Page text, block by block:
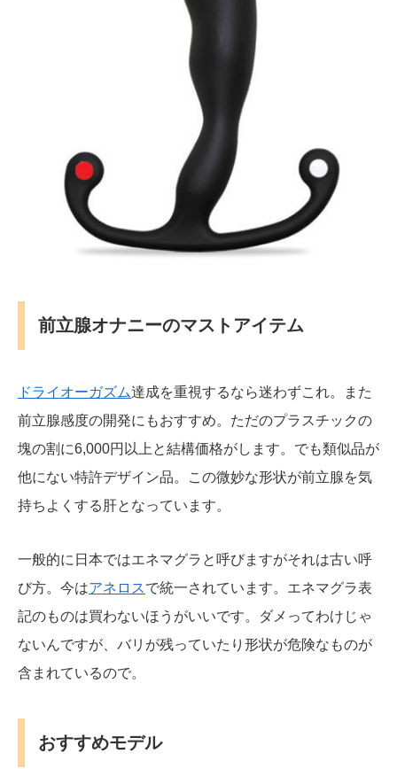
前立腺オナニーのマストアイテム
ドライオーガズム達成を重視するなら迷わずこれ。また
前立腺感度の開発にもおすすめ。ただのプラスチックの
塊の割に6,000円以上と結構価格がします。でも類似品が
他にない特許デザイン品。この微妙な形状が前立腺を気
持ちよくする肝となっています。
一般的に日本ではエネマグラと呼びますがそれは古い呼
び方。今はアネロスで統一されています。エネマグラ表
記のものは買わないほうがいいです。ダメってわけじゃ
ないんですが、バリが残っていたり形状が危険なものが
含まれているので。
おすすめモデル